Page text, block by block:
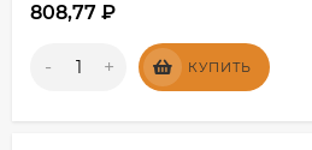
808,77 ₽
- + КУПИТЬ